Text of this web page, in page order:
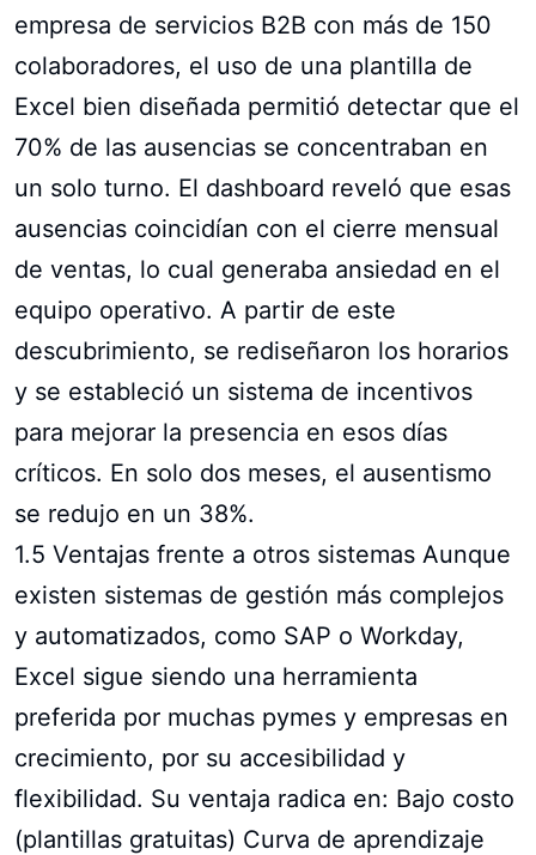
empresa de servicios B2B con más de 150
colaboradores, el uso de una plantilla de
Excel bien diseñada permitió detectar que el
70% de las ausencias se concentraban en
un solo turno. El dashboard reveló que esas
ausencias coincidían con el cierre mensual
de ventas, lo cual generaba ansiedad en el
equipo operativo. A partir de este
descubrimiento, se rediseñaron los horarios
y se estableció un sistema de incentivos
para mejorar la presencia en esos días
críticos. En solo dos meses, el ausentismo
se redujo en un 38%.
1.5 Ventajas frente a otros sistemas Aunque
existen sistemas de gestión más complejos
y automatizados, como SAP o Workday,
Excel sigue siendo una herramienta
preferida por muchas pymes y empresas en
crecimiento, por su accesibilidad y
flexibilidad. Su ventaja radica en: Bajo costo
(plantillas gratuitas) Curva de aprendizaje